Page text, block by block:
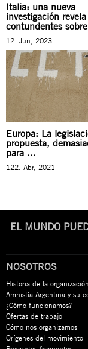
Italia: una nueva
investigación
contundentes
12. Jun, 2023
Europa: La
propuesta,
para ...
122. Abr, 2021
EL MUNDO
NOSOTROS
Historia de la organización
Amnistía Argentina y su
¿Cómo funcionamos?
Ofertas de trabajo
Cómo nos organizamos
Orígenes del movimiento